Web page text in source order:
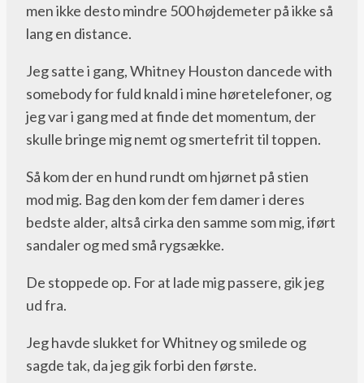
men ikke desto mindre 500 højdemeter på ikke så
lang en distance.
Jeg satte i gang, Whitney Houston dancede with
somebody for fuld knald i mine høretelefoner, og
jeg var i gang med at finde det momentum, der
skulle bringe mig nemt og smertefrit til toppen.
Så kom der en hund rundt om hjørnet på stien
mod mig. Bag den kom der fem damer i deres
bedste alder, altså cirka den samme som mig, iført
sandaler og med små rygsække.
De stoppede op. For at lade mig passere, gik jeg
ud fra.
Jeg havde slukket for Whitney og smilede og
sagde tak, da jeg gik forbi den første.